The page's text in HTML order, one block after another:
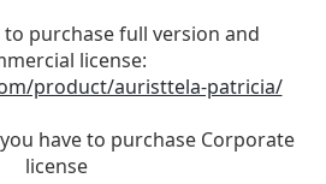
purchase full version and
license:
product/auristtela-patricia/
have to purchase Corporate
license